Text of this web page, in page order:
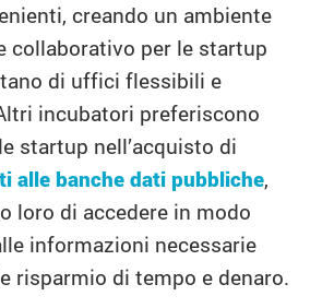
creando un ambiente
collaborativo per le startup
di uffici flessibili e
incubatori preferiscono
startup nell’acquisto di
alle banche dati pubbliche,
loro di accedere in modo
informazioni necessarie
risparmio di tempo e denaro.